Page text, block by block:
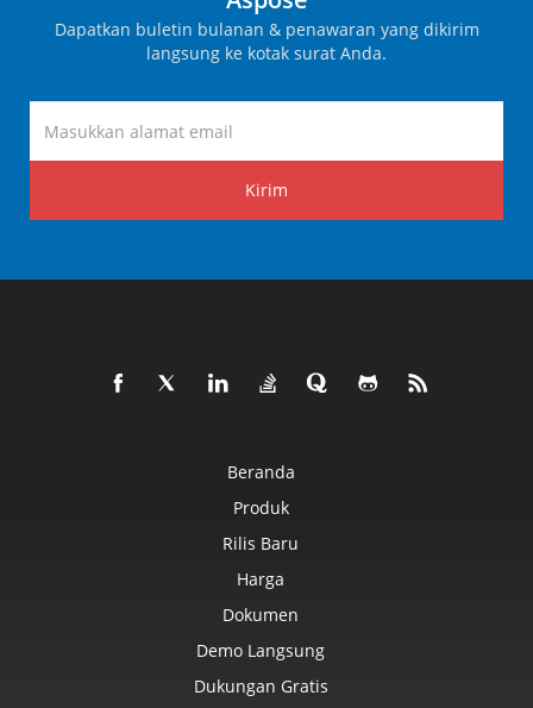
Dapatkan buletin bulanan & penawaran yang dikirim
langsung ke kotak surat Anda.
Kirim
Beranda
Produk
Rilis Baru
Harga
Dokumen
Demo Langsung
Dukungan Gratis